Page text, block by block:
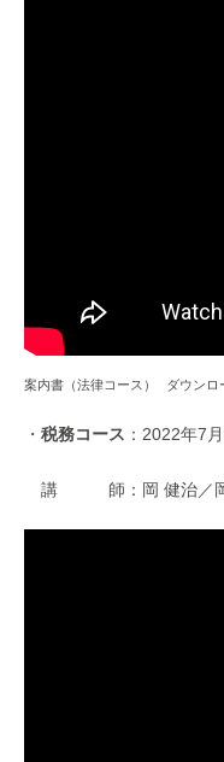
案内書（法律コース） ダウンロ
・ 税務コース ：2022年7
講 師：岡 健治／岡会